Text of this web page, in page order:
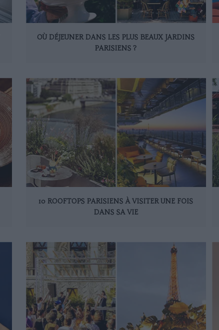
OÙ DÉJEUNER DANS LES PLUS BEAUX JARDINS
PARISIENS ?
10 ROOFTOPS PARISIENS À VISITER UNE FOIS
DANS SA VIE